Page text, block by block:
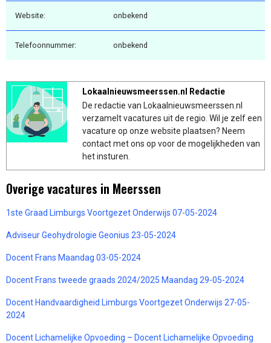
Website: onbekend
Telefoonnummer: onbekend
Lokaalnieuwsmeerssen.nl Redactie
De redactie van Lokaalnieuwsmeerssen.nl
verzamelt vacatures uit de regio. Wil je zelf een
vacature op onze website plaatsen? Neem
contact met ons op voor de mogelijkheden van
het insturen.
Overige vacatures in Meerssen
1ste Graad Limburgs Voortgezet Onderwijs 07-05-2024
Adviseur Geohydrologie Geonius 23-05-2024
Docent Frans Maandag 03-05-2024
Docent Frans tweede graads 2024/2025 Maandag 29-05-2024
Docent Handvaardigheid Limburgs Voortgezet Onderwijs 27-05-
2024
Docent Lichamelijke Opvoeding – Docent Lichamelijke Opvoeding